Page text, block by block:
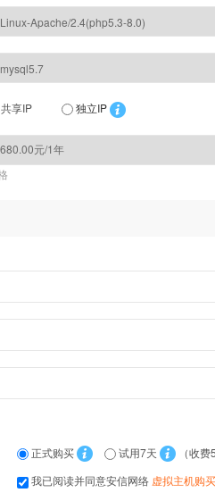
共享IP 独立IP
正式购买 试用7天
（收费
我已阅读并同意安信网络 虚拟主机购